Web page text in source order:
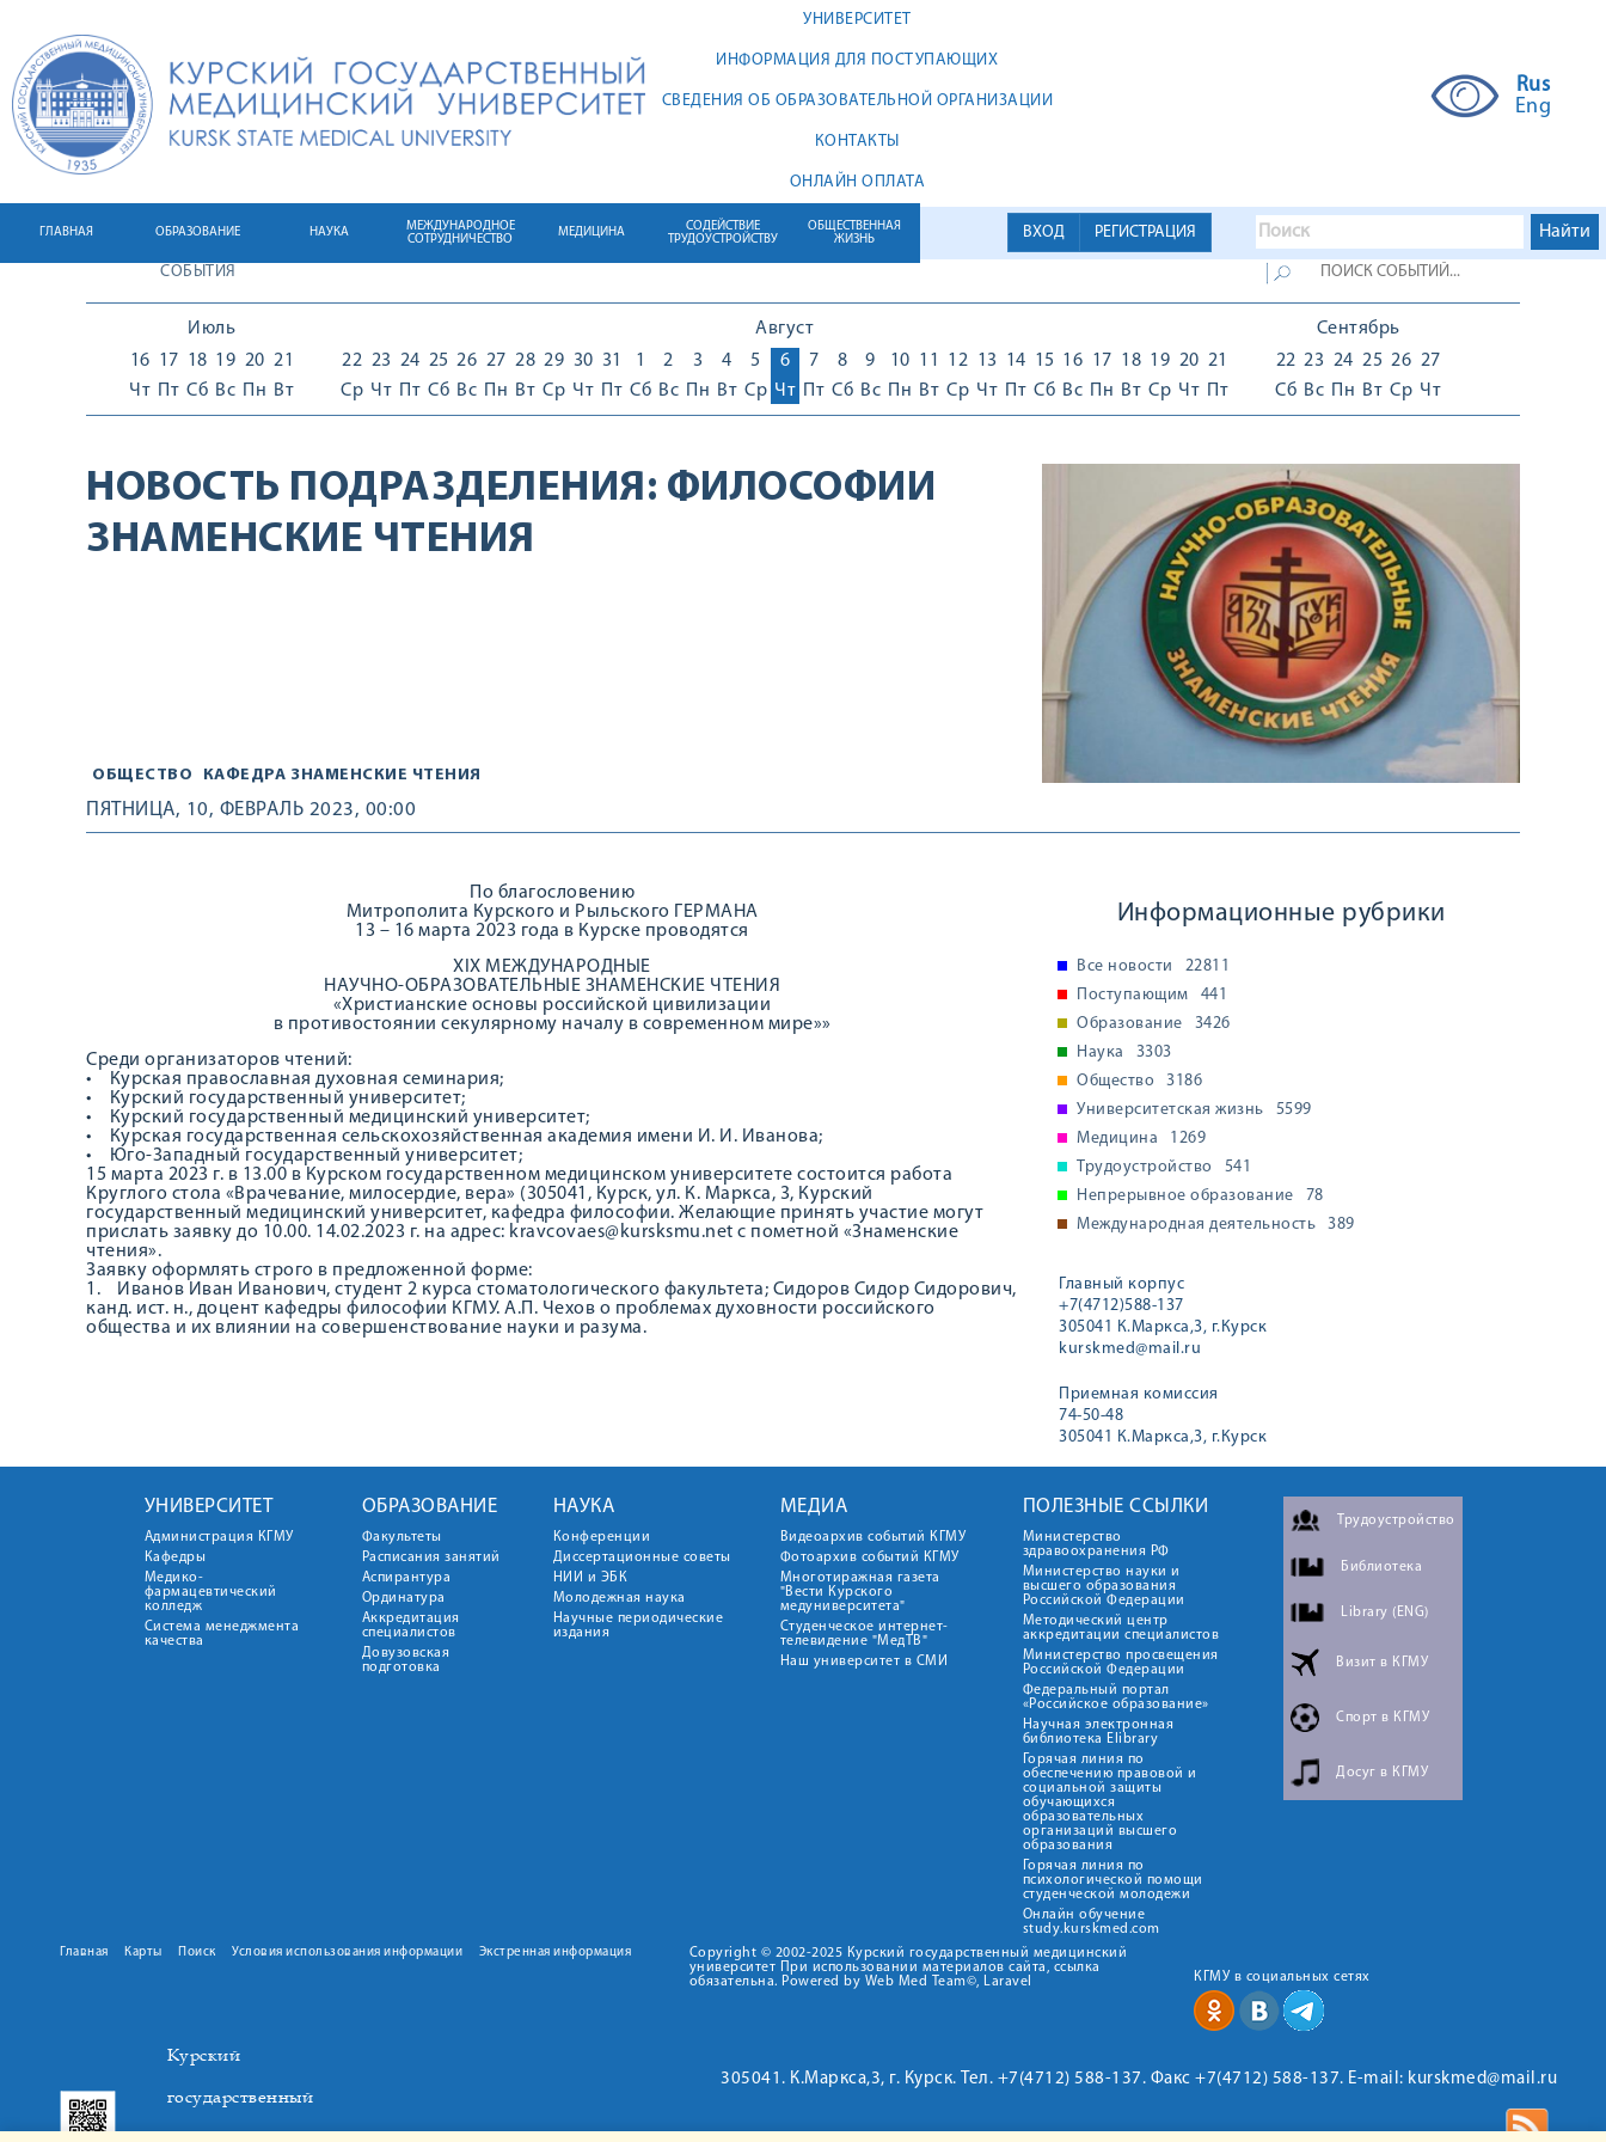
УНИВЕРСИТЕТ
ИНФОРМАЦИЯ ДЛЯ ПОСТУПАЮЩИХ
СВЕДЕНИЯ ОБ ОБРАЗОВАТЕЛЬНОЙ ОРГАНИЗАЦИИ
КОНТАКТЫ
ОНЛАЙН ОПЛАТА
Rus
Eng
ВХОД РЕГИСТРАЦИЯ
ГЛАВНАЯ ОБРАЗОВАНИЕ НАУКА
МЕЖДУНАРОДНОЕ
СОТРУДНИЧЕСТВО
МЕДИЦИНА
СОДЕЙСТВИЕ
ТРУДОУСТРОЙСТВУ
ОБЩЕСТВЕННАЯ
ЖИЗНЬ
СОБЫТИЯ
Июль
16
Чт
17
Пт
18
Сб
19
Вс
20
Пн
21
Вт
Август
22
Ср
23
Чт
24
Пт
25
Сб
26
Вс
27
Пн
28
Вт
29
Ср
30
Чт
31
Пт
1
Сб
2
Вс
3
Пн
4
Вт
5
Ср
6
Чт
7
Пт
8
Сб
9
Вс
10
Пн
11
Вт
12
Ср
13
Чт
14
Пт
15
Сб
16
Вс
17
Пн
18
Вт
19
Ср
20
Чт
21
Пт
Сентябрь
22
Сб
23
Вс
24
Пн
25
Вт
26
Ср
27
Чт
НОВОСТЬ ПОДРАЗДЕЛЕНИЯ: ФИЛОСОФИИ
ЗНАМЕНСКИЕ ЧТЕНИЯ
ОБЩЕСТВО КАФЕДРА ЗНАМЕНСКИЕ ЧТЕНИЯ
ПЯТНИЦА, 10, ФЕВРАЛЬ 2023, 00:00
По благословению
Митрополита Курского и Рыльского ГЕРМАНА
13 – 16 марта 2023 года в Курске проводятся
XIX МЕЖДУНАРОДНЫЕ
НАУЧНО-ОБРАЗОВАТЕЛЬНЫЕ ЗНАМЕНСКИЕ ЧТЕНИЯ
«Христианские основы российской цивилизации
в противостоянии секулярному началу в современном мире»»
Среди организаторов чтений:
• Курская православная духовная семинария;
• Курский государственный университет;
• Курский государственный медицинский университет;
• Курская государственная сельскохозяйственная академия имени И. И. Иванова;
• Юго-Западный государственный университет;
15 марта 2023 г. в 13.00 в Курском государственном медицинском университете состоится работа
Круглого стола «Врачевание, милосердие, вера» (305041, Курск, ул. К. Маркса, 3, Курский
государственный медицинский университет, кафедра философии. Желающие принять участие могут
прислать заявку до 10.00. 14.02.2023 г. на адрес: kravcovaes@kursksmu.net с пометной «Знаменские
чтения».
Заявку оформлять строго в предложенной форме:
1. Иванов Иван Иванович, студент 2 курса стоматологического факультета; Сидоров Сидор Сидорович,
канд. ист. н., доцент кафедры философии КГМУ. А.П. Чехов о проблемах духовности российского
общества и их влиянии на совершенствование науки и разума.
Информационные рубрики
Все новости
22811
Поступающим
441
Образование
3426
Наука
3303
Общество
3186
Университетская жизнь
5599
Медицина
1269
Трудоустройство
541
Непрерывное образование
78
Международная деятельность
389
Главный корпус
+7(4712)588-137
305041 К.Маркса,3, г.Курск
kurskmed@mail.ru
Приемная комиссия
74-50-48
305041 К.Маркса,3, г.Курск
УНИВЕРСИТЕТ
Администрация КГМУ
Кафедры
Медико-
фармацевтический
колледж
Система менеджмента
качества
ОБРАЗОВАНИЕ
Факультеты
Расписания занятий
Аспирантура
Ординатура
Аккредитация
специалистов
Довузовская
подготовка
НАУКА
Конференции
Диссертационные советы
НИИ и ЭБК
Молодежная наука
Научные периодические
издания
МЕДИА
Видеоархив событий КГМУ
Фотоархив событий КГМУ
Многотиражная газета
"Вести Курского
медуниверситета"
Студенческое интернет-
телевидение "МедТВ"
Наш университет в СМИ
ПОЛЕЗНЫЕ ССЫЛКИ
Министерство
здравоохранения РФ
Министерство науки и
высшего образования
Российской Федерации
Методический центр
аккредитации специалистов
Министерство просвещения
Российской Федерации
Федеральный портал
«Российское образование»
Научная электронная
библиотека Elibrary
Горячая линия по
обеспечению правовой и
социальной защиты
обучающихся
образовательных
организаций высшего
образования
Горячая линия по
психологической помощи
студенческой молодежи
Онлайн обучение
study.kurskmed.com
Трудоустройство
Библиотека
Library (ENG)
Визит в КГМУ
Спорт в КГМУ
Досуг в КГМУ
Главная Карты Поиск Условия использования информации Экстренная информация
Copyright © 2002-2025 Курский государственный медицинский
университет При использовании материалов сайта, ссылка
обязательна. Powered by Web Med Team©, Laravel
КГМУ в социальных сетях
Курский
государственный
305041. К.Маркса,3, г. Курск. Тел. +7(4712) 588-137. Факс +7(4712) 588-137. E-mail: kurskmed@mail.ru